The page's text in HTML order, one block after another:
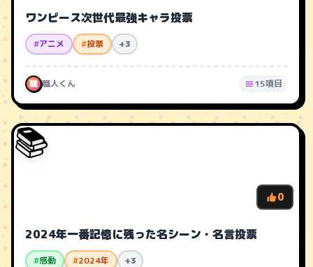
ワンピース次世代最強キャラ投票
#アニメ #投票 +3
職 職人くん 15項目
📚
0
2024年一番記憶に残った名シーン・名言投票
#感動 #2024年 +3